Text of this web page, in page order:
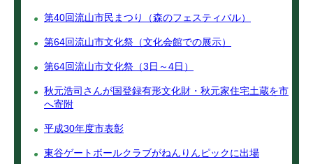
第40回流山市民まつり（森のフェスティバル）
第64回流山市文化祭（文化会館での展示）
第64回流山市文化祭（3日～4日）
秋元浩司さんが国登録有形文化財・秋元家住宅土蔵を市
へ寄附
平成30年度市表彰
東谷ゲートボールクラブがねんりんピックに出場